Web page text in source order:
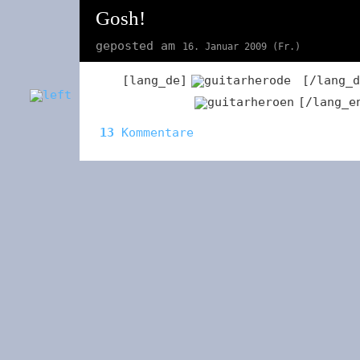
Gosh!
geposted am 16. Januar 2009 (Fr.)
[lang_de]
[/
[/
13 Kommentare